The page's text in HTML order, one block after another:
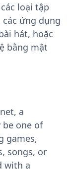
loại tập
ứng dụng
hát, hoặc
bằng mật
a
be one of
games,
songs, or
with a